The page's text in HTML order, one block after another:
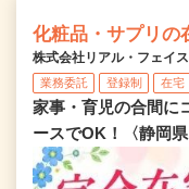
化粧品・サプリの
株式会社リアル・フェイス
業務委託 登録制 在宅
家事・育児の合間に
ースでOK！〈静岡県